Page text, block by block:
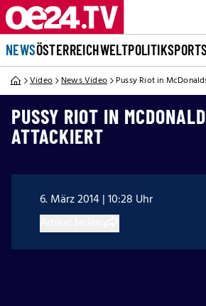
NEWSÖSTERREICHWELTPOLITIKSPORT
Video News Video Pussy Riot in
PUSSY RIOT IN
ATTACKIERT
6. März 2014 | 10:28 Uhr